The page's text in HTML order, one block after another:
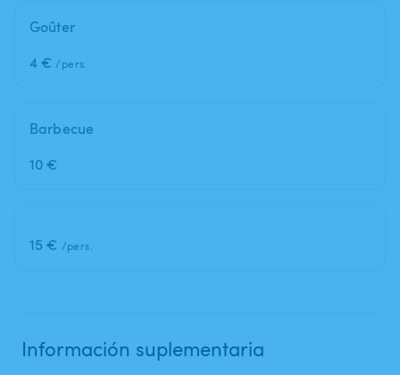
Goûter
4 € /pers.
Barbecue
10 €
15 € /pers.
Información suplementaria